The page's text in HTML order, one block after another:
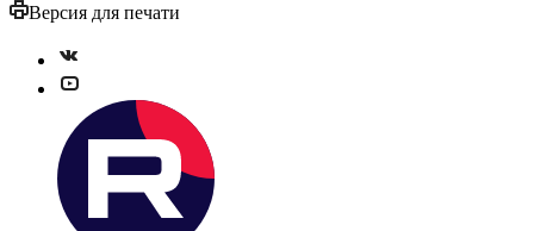
Версия для печати